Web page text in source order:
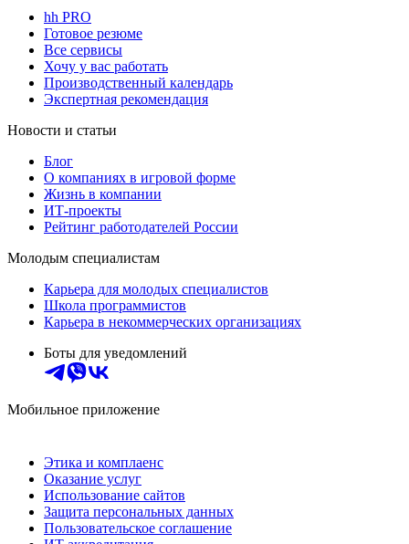
hh PRO
Готовое резюме
Все сервисы
Хочу у вас работать
Производственный календарь
Экспертная рекомендация
Новости и статьи
Блог
О компаниях в игровой форме
Жизнь в компании
ИТ-проекты
Рейтинг работодателей России
Молодым специалистам
Карьера для молодых специалистов
Школа программистов
Карьера в некоммерческих организациях
Боты для уведомлений
Мобильное приложение
Этика и комплаенс
Оказание услуг
Использование сайтов
Защита персональных данных
Пользовательское соглашение